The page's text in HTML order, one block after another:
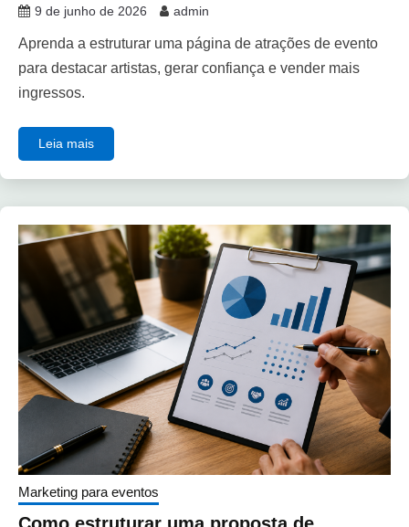
9 de junho de 2026 admin
Aprenda a estruturar uma página de atrações de evento
para destacar artistas, gerar confiança e vender mais
ingressos.
Leia mais
Marketing para eventos